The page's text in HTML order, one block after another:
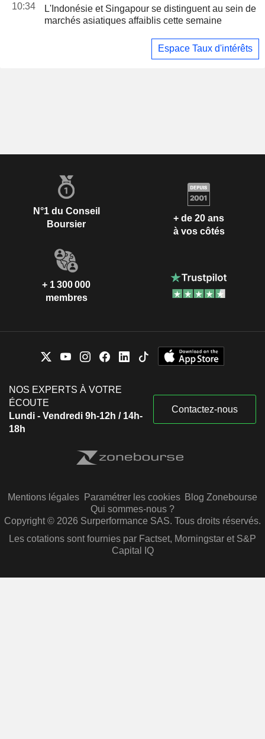
10:34
L'Indonésie et Singapour se distinguent au sein de
marchés asiatiques affaiblis cette semaine
Espace Taux d'intérêts
N°1 du Conseil
Boursier
+ de 20 ans
à vos côtés
+ 1 300 000
membres
NOS EXPERTS À VOTRE
ÉCOUTE
Lundi - Vendredi 9h-12h / 14h-
18h
Contactez-nous
Mentions légales Paramétrer les cookies Blog Zonebourse
Qui sommes-nous ?
Copyright © 2026 Surperformance SAS. Tous droits réservés.
Les cotations sont fournies par Factset, Morningstar et S&P
Capital IQ